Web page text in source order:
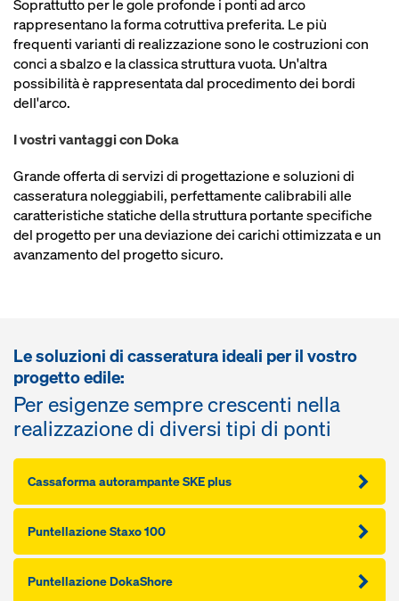
Soprattutto per le gole profonde i ponti ad arco
rappresentano la forma cotruttiva preferita. Le più
frequenti varianti di realizzazione sono le costruzioni con
conci a sbalzo e la classica struttura vuota. Un'altra
possibilità è rappresentata dal procedimento dei bordi
dell'arco.
I vostri vantaggi con Doka
Grande offerta di servizi di progettazione e soluzioni di
casseratura noleggiabili, perfettamente calibrabili alle
caratteristiche statiche della struttura portante specifiche
del progetto per una deviazione dei carichi ottimizzata e un
avanzamento del progetto sicuro.
Le soluzioni di casseratura ideali per il vostro
progetto edile:
Per esigenze sempre crescenti nella
realizzazione di diversi tipi di ponti
Cassaforma autorampante SKE plus
Puntellazione Staxo 100
Puntellazione DokaShore